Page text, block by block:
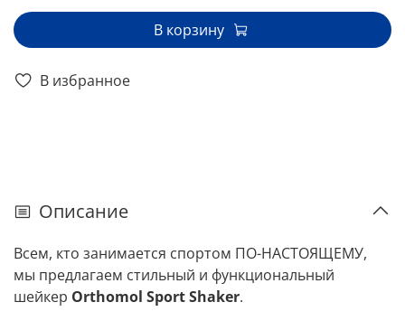
В избранное
В корзину
Описание
Всем, кто занимается спортом ПО-НАСТОЯЩЕМУ,
мы предлагаем стильный и функциональный
шейкер Orthomol Sport Shaker.